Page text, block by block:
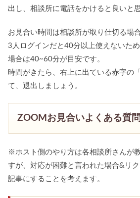
出し、相談所に電話をかけると良いと
お見合い時間は相談所が取り仕切る場
3人ログインだと40分以上使えないた
場合は40~60分が目安です。
時間がきたら、右上に出ている赤字の「
て、退出しましょう。
ZOOMお見合いよくある質問
※ホスト側のやり方は各相談所さんが
すが、対応が困難と言われた場合&リ
記事にすることを考えます。